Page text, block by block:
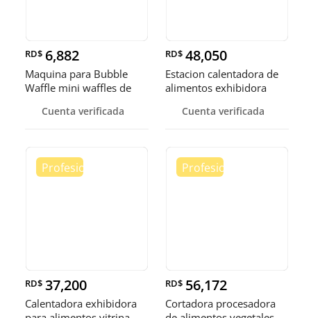
RD$ 6,882
Maquina para Bubble
Waffle mini waffles de
Cuenta verificada
RD$ 48,050
Estacion calentadora de
alimentos exhibidora
Cuenta verificada
RD$ 37,200
Calentadora exhibidora
RD$ 56,172
Cortadora procesadora